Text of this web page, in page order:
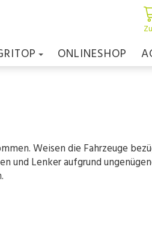
ONLINESHOP
Weisen die Fahrzeuge
und Lenker aufgrund